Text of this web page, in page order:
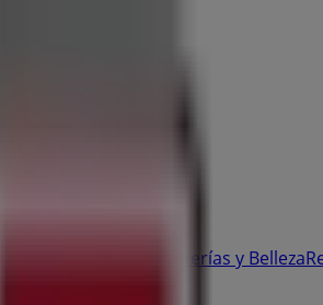
Perfumerías y Belleza